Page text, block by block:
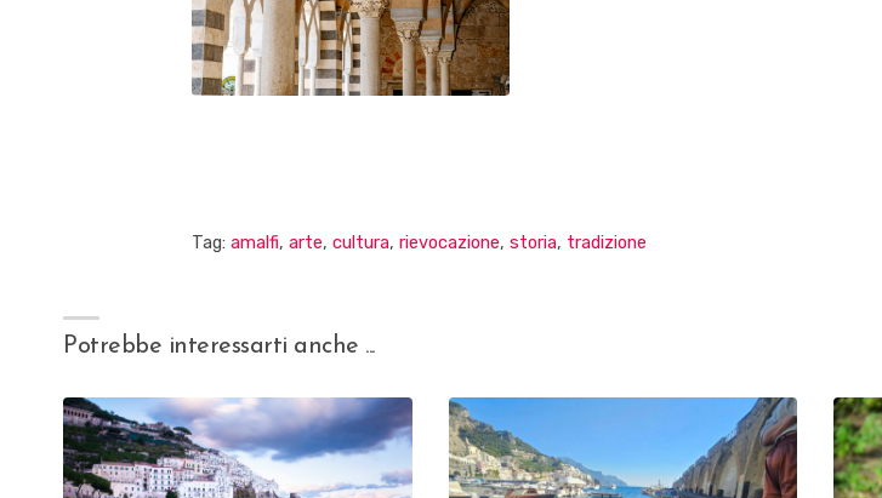
Tag: amalfi, arte, cultura, rievocazione, storia, tradizione
Potrebbe interessarti anche ...